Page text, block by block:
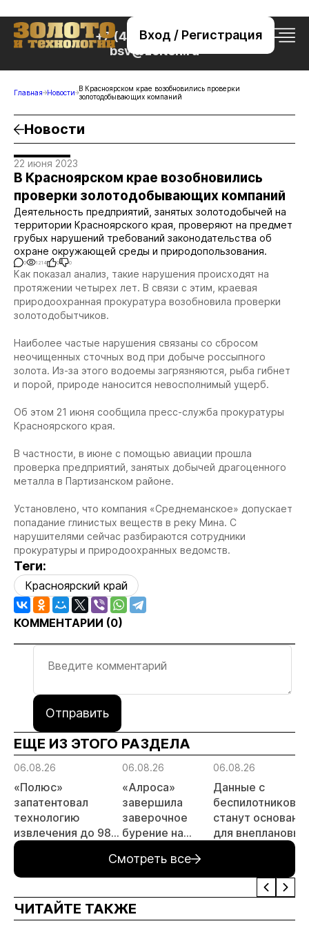
Вход / Регистрация
+7 (495) 221-76-32
bsv@zolteh.ru
Главная Новости В Красноярском крае возобновились проверки
золотодобывающих компаний
Новости
22 июня 2023
В Красноярском крае возобновились
проверки золотодобывающих компаний
Деятельность предприятий, занятых золотодобычей на
территории Красноярского края, проверяют на предмет
грубых нарушений требований законодательства об
охране окружающей среды и природопользования.
0 1214 0 0
Как показал анализ, такие нарушения происходят на
протяжении четырех лет. В связи с этим, краевая
природоохранная прокуратура возобновила проверки
золотодобытчиков.
Наиболее частые нарушения связаны со сбросом
неочищенных сточных вод при добыче россыпного
золота. Из-за этого водоемы загрязняются, рыба гибнет
и порой, природе наносится невосполнимый ущерб.
Об этом 21 июня сообщила пресс-служба прокуратуры
Красноярского края.
В частности, в июне с помощью авиации прошла
проверка предприятий, занятых добычей драгоценного
металла в Партизанском районе.
Установлено, что компания «Среднеманское» допускает
попадание глинистых веществ в реку Мина. С
нарушителями сейчас разбираются сотрудники
прокуратуры и природоохранных ведомств.
Теги:
Красноярский край
КОММЕНТАРИИ (0)
Отправить
ЕЩЕ ИЗ ЭТОГО РАЗДЕЛА
06.08.26
«Полюс»
запатентовал
технологию
извлечения до 98%
золота из
металлургического
шлака
06.08.26
«Алроса»
завершила
заверочное
бурение на
месторождении
Дегдекан
06.08.26
Данные с
беспилотников
станут
для внеплановых
Смотреть все
ЧИТАЙТЕ ТАКЖЕ